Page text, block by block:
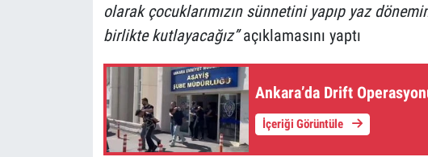
olarak çocuklarımızın sünnetini yapıp yaz
birlikte kutlayacağız”açıklamasını yaptı
Ankara’da Drift
İçeriği Görüntüle